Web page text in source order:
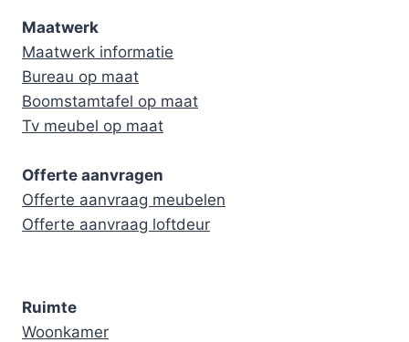
Maatwerk
Maatwerk informatie
Bureau op maat
Boomstamtafel op maat
Tv meubel op maat
Offerte aanvragen
Offerte aanvraag meubelen
Offerte aanvraag loftdeur
Ruimte
Woonkamer